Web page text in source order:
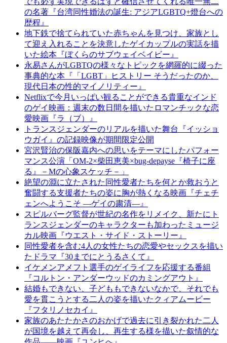
の名著『台湾同性婚法の誕生: アジアLGBTQ+燈台への
歴程』
地下鉄で捨てられていた赤ちゃんを見つけ、家族とし
て迎え入れることを決意したゲイカップルの実話を描
いた絵本『ぼくらのサブウェイベイビー』
永易さんがLGBTQの様々なトピックを網羅的に綴った
事典的な本『「LGBT」ヒストリー そうだったのか、
現代日本の性的マイノリティー』
Netflixで今月いっぱい観ることができる貴重なインド
のゲイ映画：週末の数日間を描いたロマンチックな恋
愛映画『ラ（ブ）』
トランスジェンダーのリアルを描いた舞台『イッショ
ウガイ』の記録映像が期間限定公開
宮沢賢治の保阪嘉内への思いをテーマにしたパフォー
マンス公演「OM-2×柴田恵美×bug-depayse『椅子に座
る』－Mの心象スケッチ－」
絶望の淵に立たされた同性愛者たちを何とか救おうと
奮闘する支援者たちの姿に胸が熱くなる映画『チェチ
ェンへようこそ ―ゲイの粛清―』
スピルバーグ監督が世紀の名作をリメイク、新たにト
ランスジェンダーのキャラクターも加わったミュージ
カル映画『ウエスト・サイド・ストーリー』
同性愛者を含む4人の女性たちの恋愛やセックスを描い
たドラマ『30までにとうるさくて』
イケメンアメフト選手のゲイライフを応援する番組
『コルトン・アンダーウッドのカミングアウト』
結婚もできない、子どももできないなかで、それでも
愛を貫こうとする二人の姿を描いたクィアムービー
『フタリノセカイ』
家族のあたたかさのおかげで過去に引き裂かれた二人
が国境を越えて再会し、再生する様を描いた叙情的な